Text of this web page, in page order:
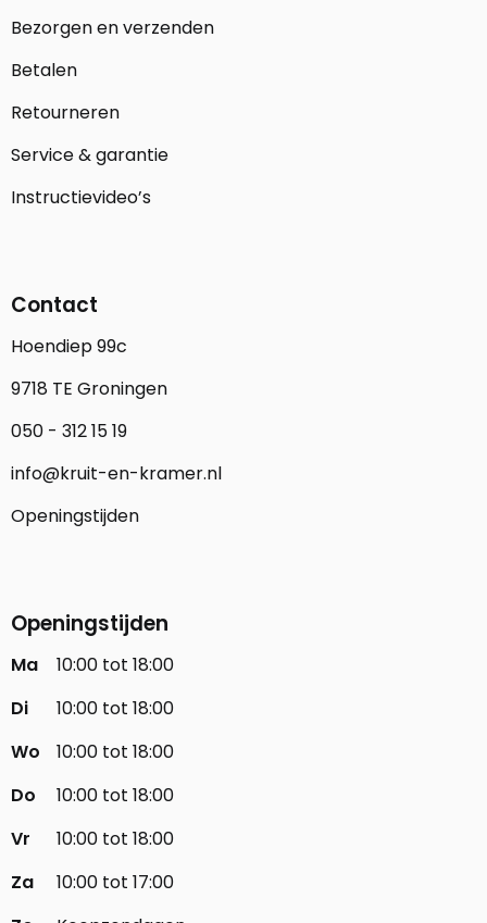
Bezorgen en verzenden
Betalen
Retourneren
Service & garantie
Instructievideo’s
Contact
Hoendiep 99c
9718 TE Groningen
050 - 312 15 19
info@kruit-en-kramer.nl
Openingstijden
Openingstijden
Ma
10:00 tot 18:00
Di
10:00 tot 18:00
Wo
10:00 tot 18:00
Do
10:00 tot 18:00
Vr
10:00 tot 18:00
Za
10:00 tot 17:00